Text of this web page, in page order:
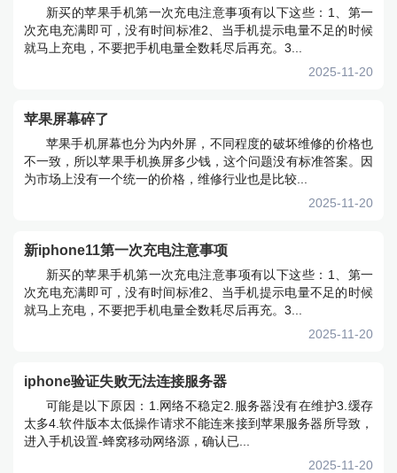
新买的苹果手机第一次充电注意事项有以下这些：1、第一
次充电充满即可，没有时间标准2、当手机提示电量不足的时候
就马上充电，不要把手机电量全数耗尽后再充。3...
2025-11-20
苹果屏幕碎了
苹果手机屏幕也分为内外屏，不同程度的破坏维修的价格也
不一致，所以苹果手机换屏多少钱，这个问题没有标准答案。因
为市场上没有一个统一的价格，维修行业也是比较...
2025-11-20
新iphone11第一次充电注意事项
新买的苹果手机第一次充电注意事项有以下这些：1、第一
次充电充满即可，没有时间标准2、当手机提示电量不足的时候
就马上充电，不要把手机电量全数耗尽后再充。3...
2025-11-20
iphone验证失败无法连接服务器
可能是以下原因：1.网络不稳定2.服务器没有在维护3.缓存
太多4.软件版本太低操作请求不能连来接到苹果服务器所导致，
进入手机设置-蜂窝移动网络源，确认已...
2025-11-20